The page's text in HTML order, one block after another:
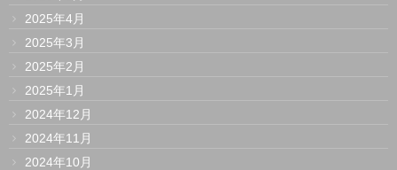
2025年4月
2025年3月
2025年2月
2025年1月
2024年12月
2024年11月
2024年10月